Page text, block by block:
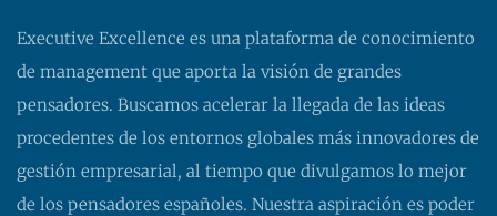
Executive Excellence es una plataforma de conocimiento
de management que aporta la visión de grandes
pensadores. Buscamos acelerar la llegada de las ideas
procedentes de los entornos globales más innovadores de
gestión empresarial, al tiempo que divulgamos lo mejor
de los pensadores españoles. Nuestra aspiración es poder